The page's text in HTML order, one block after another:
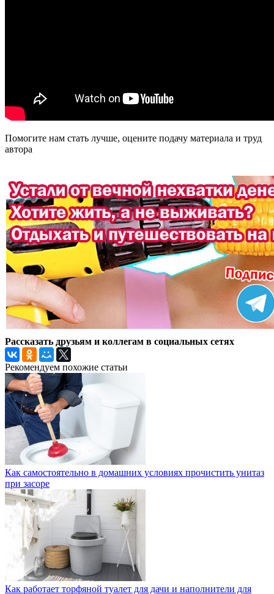
Помогите нам стать лучше, оцените подачу материала и труд
автора
Рассказать друзьям и коллегам в социальных сетях
Рекомендуем похожие статьи
Как самостоятельно в домашних условиях прочистить унитаз
при засоре
Как работает торфяной туалет для дачи и наполнители для